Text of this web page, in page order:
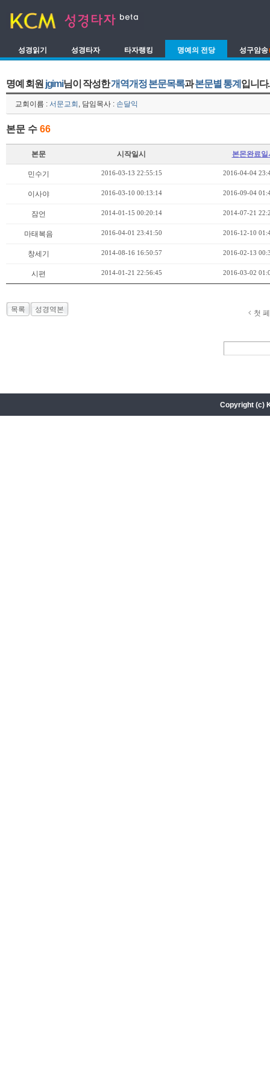
성경읽기 성경타자 타자랭킹 명예의 전당 성구암송
명예 회원 jgimi님이 작성한개역개정 본문목록과본문별 통계 입니다.
교회이름 : 서문교회 , 담임목사 : 손달익
본문 수 66
본문 시작일시 본몬완료일
민수기 2016-03-13 22:55:15 2016-04-04
이사야 2016-03-10 00:13:14 2016-09-04
잠언 2014-01-15 00:20:14 2014-07-21
마태복음 2016-04-01 23:41:50 2016-12-10
창세기 2014-08-16 16:50:57 2016-02-13
시편 2014-01-21 22:56:45 2016-03-02
목록 성경역본 첫
Copyright (c)